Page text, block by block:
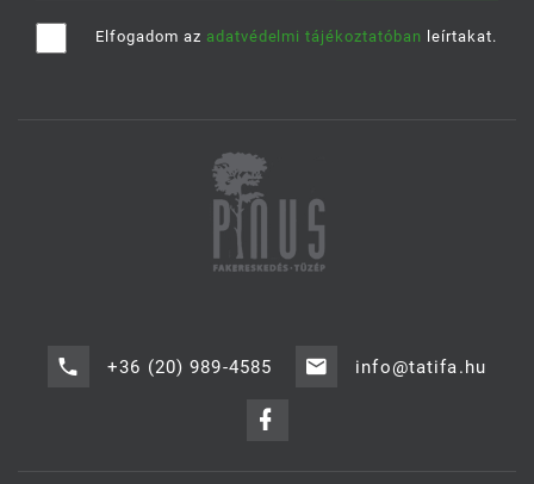
Elfogadom az adatvédelmi tájékoztatóban leírtakat.
+36 (20) 989-4585 info@tatifa.hu